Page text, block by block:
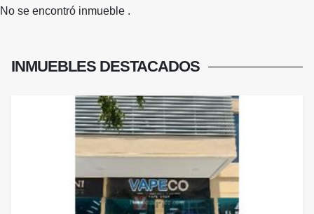
No se encontró inmueble .
INMUEBLES DESTACADOS